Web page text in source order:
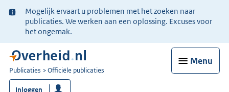
Ter
informatie:
Mogelijk ervaart u problemen met het zoeken naar
publicaties. We werken aan een oplossing. Excuses voor
het ongemak.
Menu
U
bent
Publicaties Officiële publicaties
Inloggen